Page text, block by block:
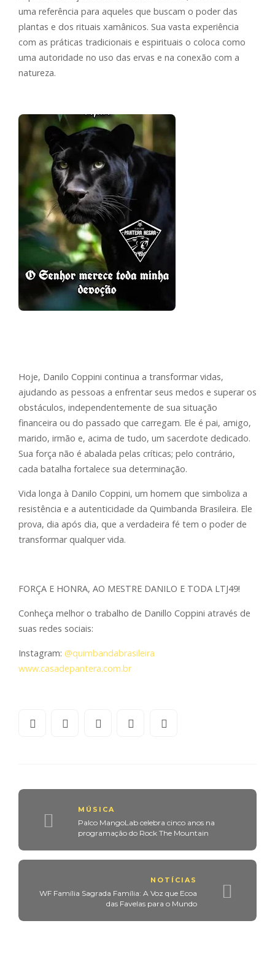
uma referência para aqueles que buscam o poder das
plantas e dos rituais xamânicos. Sua vasta experiência
com as práticas tradicionais e espirituais o coloca como
uma autoridade no uso das ervas e na conexão com a
natureza.
Hoje, Danilo Coppini continua a transformar vidas,
ajudando as pessoas a enfrentar seus medos e superar os
obstáculos, independentemente de sua situação
financeira ou do passado que carregam. Ele é pai, amigo,
marido, irmão e, acima de tudo, um sacerdote dedicado.
Sua força não é abalada pelas críticas; pelo contrário,
cada batalha fortalece sua determinação.
Vida longa à Danilo Coppini, um homem que simboliza a
resistência e a autenticidade da Quimbanda Brasileira. Ele
prova, dia após dia, que a verdadeira fé tem o poder de
transformar qualquer vida.
FORÇA E HONRA, AO MESTRE DANILO E TODA LTJ49!
Conheça melhor o trabalho de Danillo Coppini através de
suas redes sociais:
Instagram: @quimbandabrasileira
www.casadepantera.com.br
MÚSICA
Palco MangoLab celebra cinco anos na
programação do Rock The Mountain
NOTÍCIAS
WF Família Sagrada Família: A Voz que Ecoa
das Favelas para o Mundo